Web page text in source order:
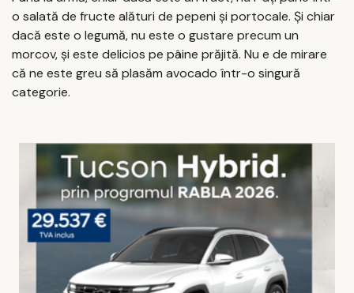
o salată de fructe alături de pepeni și portocale. Și chiar
dacă este o legumă, nu este o gustare precum un
morcov, și este delicios pe pâine prăjită. Nu e de mirare
că ne este greu să plasăm avocado într-o singură
categorie.